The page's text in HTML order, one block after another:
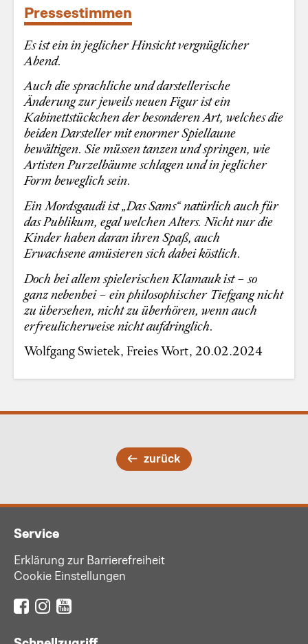
Pressestimmen
Es ist ein in jeglicher Hinsicht vergnüglicher
Abend.
Auch die sprachliche und darstellerische
Änderung zur jeweils neuen Figur ist ein
Kabinettstückchen der besonderen Art, welches die
beiden Darsteller mit enormer Spiellaune
bewältigen. Sie müssen tanzen und springen, wie
Artisten Purzelbäume schlagen und in jeglicher
Form beweglich sein.
Ein Mordsgaudi ist „Das Sams“ natürlich auch für
das Publikum, egal welchen Alters. Nicht nur die
Kinder haben daran ihren Spaß, auch
Erwachsene amüsieren sich dabei köstlich.
Doch bei allem spielerischen Klamauk ist – so
ganz nebenbei – ein philosophischer Tiefgang nicht
zu übersehen, nicht zu überhören, wenn auch
erfreulicherweise nicht aufdringlich.
Wolfgang Swietek, Freies Wort, 20.02.2024
zurück
Service
Erklärung zur Barrierefreiheit
Cookie Einstellungen